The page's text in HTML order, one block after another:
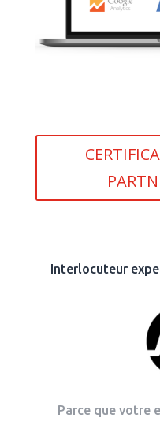
Interlocuteur
Parce que votre